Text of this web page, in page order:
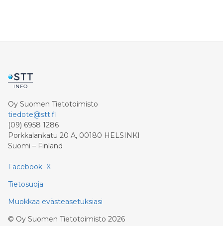
Oy Suomen Tietotoimisto
tiedote@stt.fi
(09) 6958 1286
Porkkalankatu 20 A, 00180 HELSINKI
Suomi – Finland
Facebook X
Tietosuoja
Muokkaa evästeasetuksiasi
© Oy Suomen Tietotoimisto 2026